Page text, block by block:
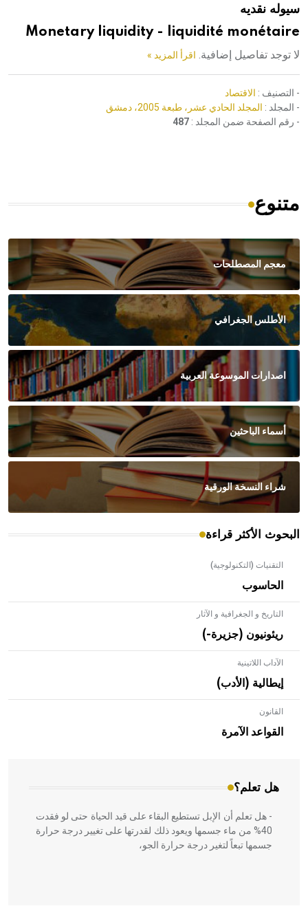
هيئة الموسوعة العربية تطلق موسوعات جديدة في عام 2026سيوله نقديه
Monetary liquidity - liquidité monétaire
لا توجد تفاصيل إضافية. اقرأ المزيد »
- التصنيف : الاقتصاد
- المجلد : المجلد الحادي عشر، طبعة 2005، دمشق
- رقم الصفحة ضمن المجلد : 487
متنوع
معجم المصطلحات
الأطلس الجغرافي
اصدارات الموسوعة العربية
أسماء الباحثين
شراء النسخة الورقية
البحوث الأكثر قراءة
التقنيات (التكنولوجية)
الحاسوب
التاريخ و الجغرافية و الآثار
ريئونيون (جزيرة-)
الآداب اللاتينية
إيطالية (الأدب)
القانون
القواعد الآمرة
هل تعلم؟
- هل تعلم أن الأبلق نوع من الفنون الهندسية التي ارتبطت
بالعمارة الإسلامية في بلاد الشام ومصر خاصة، حيث يحرص
المعمار على بناء مداميكه وخاصة في الواجهات
- هل تعلم أن الإبل تستطيع البقاء على قيد الحياة حتى لو فقدت
40% من ماء جسمها ويعود ذلك لقدرتها على تغيير درجة حرارة
جسمها تبعاً لتغير درجة حرارة الجو،